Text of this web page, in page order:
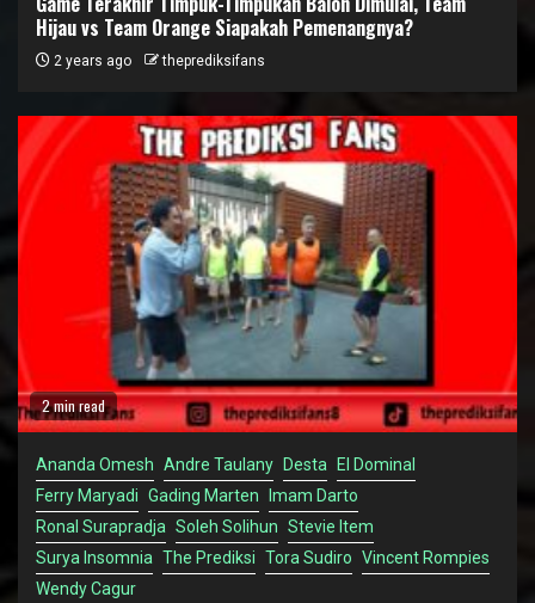
Hijau vs Team Orange Siapakah Pemenangnya?
2 years ago theprediksifans
2 min read
Ananda Omesh Andre Taulany Desta
El Dominal
Ferry Maryadi Gading Marten
Imam Darto
Ronal Surapradja Soleh Solihun Stevie Item
Surya Insomnia The Prediksi Tora Sudiro Vincent Rompies
Wendy Cagur